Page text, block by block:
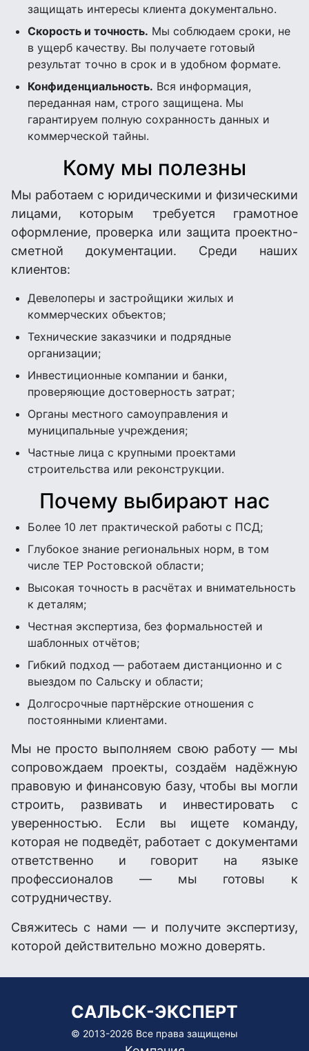
защищать интересы клиента документально.
Скорость и точность. Мы соблюдаем сроки, не
в ущерб качеству. Вы получаете готовый
результат точно в срок и в удобном формате.
Конфиденциальность. Вся информация,
переданная нам, строго защищена. Мы
гарантируем полную сохранность данных и
коммерческой тайны.
Кому мы полезны
Мы работаем с юридическими и физическими
лицами, которым требуется грамотное
оформление, проверка или защита проектно-
сметной документации. Среди наших
клиентов:
Девелоперы и застройщики жилых и
коммерческих объектов;
Технические заказчики и подрядные
организации;
Инвестиционные компании и банки,
проверяющие достоверность затрат;
Органы местного самоуправления и
муниципальные учреждения;
Частные лица с крупными проектами
строительства или реконструкции.
Почему выбирают нас
Более 10 лет практической работы с ПСД;
Глубокое знание региональных норм, в том
числе ТЕР Ростовской области;
Высокая точность в расчётах и внимательность
к деталям;
Честная экспертиза, без формальностей и
шаблонных отчётов;
Гибкий подход — работаем дистанционно и с
выездом по Сальску и области;
Долгосрочные партнёрские отношения с
постоянными клиентами.
Мы не просто выполняем свою работу — мы
сопровождаем проекты, создаём надёжную
правовую и финансовую базу, чтобы вы могли
строить, развивать и инвестировать с
уверенностью. Если вы ищете команду,
которая не подведёт, работает с документами
ответственно и говорит на языке
профессионалов — мы готовы к
сотрудничеству.
Свяжитесь с нами — и получите экспертизу,
которой действительно можно доверять.
САЛЬСК-ЭКСПЕРТ
© 2013-2026 Все права защищены